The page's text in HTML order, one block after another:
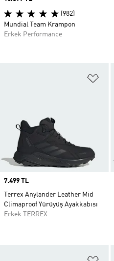
Price
7.499 TL
Terrex Anylander Leather Mid
Climaproof Yürüyüş Ayakkabısı
Erkek TERREX
(982)
Mundial Team Krampon
Erkek Performance